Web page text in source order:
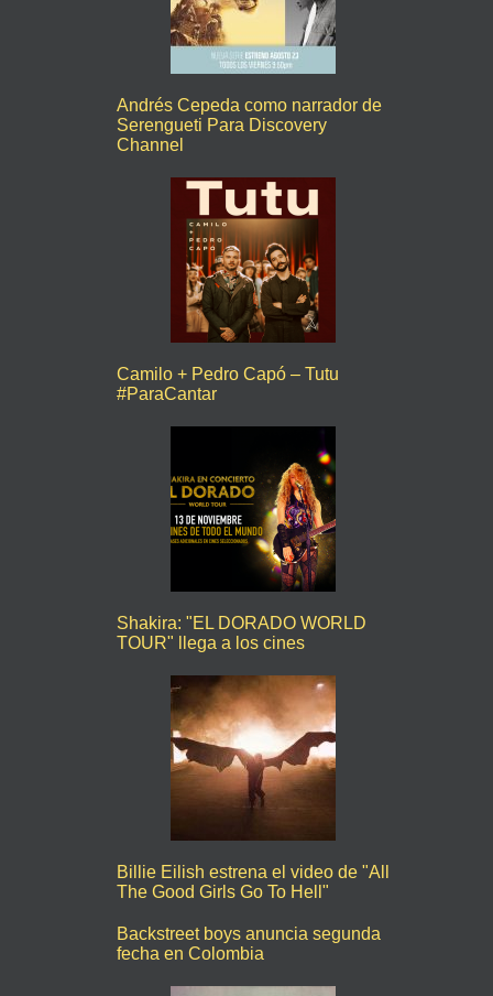
Andrés Cepeda como narrador de
Serengueti Para Discovery
Channel
Camilo + Pedro Capó – Tutu
#ParaCantar
Shakira: "EL DORADO WORLD
TOUR" llega a los cines
Billie Eilish estrena el video de "All
The Good Girls Go To Hell"
Backstreet boys anuncia segunda
fecha en Colombia